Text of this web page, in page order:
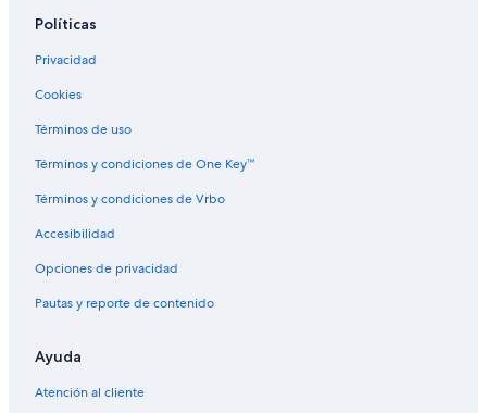
Políticas
Privacidad
Cookies
Términos de uso
Términos y condiciones de One Key™
Términos y condiciones de Vrbo
Accesibilidad
Opciones de privacidad
Pautas y reporte de contenido
Ayuda
Atención al cliente